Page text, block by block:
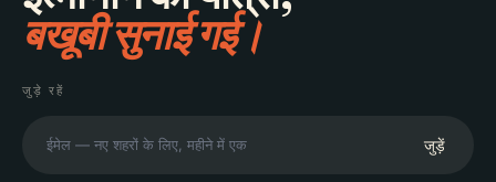
बखूबी सुनाई गई।
जुड़े रहें
जुड़ें